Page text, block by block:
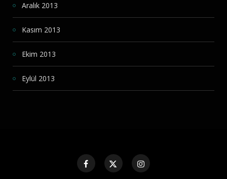
Aralık 2013
Kasım 2013
Ekim 2013
Eylül 2013